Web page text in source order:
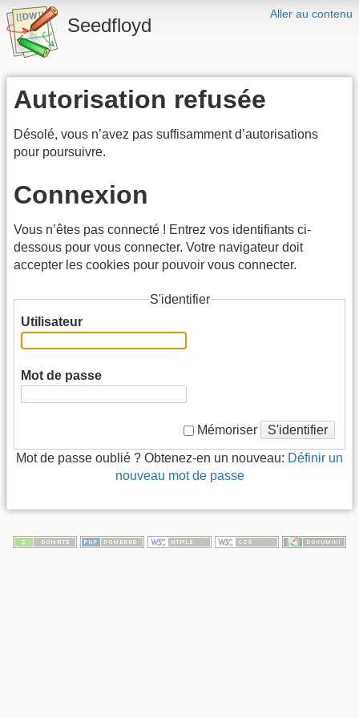
Aller au contenu
Seedfloyd
Autorisation refusée
Désolé, vous n’avez pas suffisamment d’autorisations
pour poursuivre.
Connexion
Vous n’êtes pas connecté ! Entrez vos identifiants ci-
dessous pour vous connecter. Votre navigateur doit
accepter les cookies pour pouvoir vous connecter.
S'identifier
Utilisateur
Mot de passe
Mémoriser S'identifier
Mot de passe oublié ? Obtenez-en un nouveau: Définir un
nouveau mot de passe